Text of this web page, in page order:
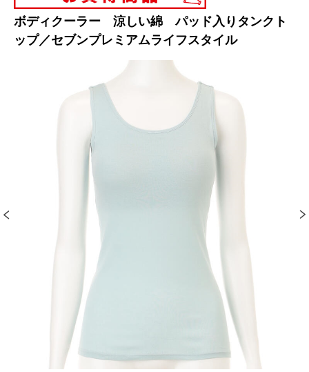
ボディクーラー 涼しい綿 パッド入りタンクト
ップ／セブンプレミアムライフスタイル